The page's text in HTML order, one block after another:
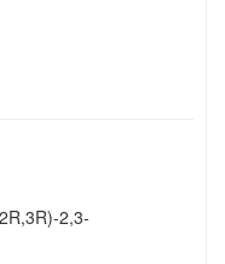
2,3-